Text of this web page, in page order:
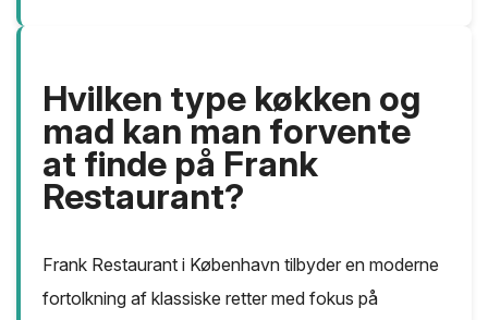
Hvilken type køkken og
mad kan man forvente
at finde på Frank
Restaurant?
Frank Restaurant i København tilbyder en moderne
fortolkning af klassiske retter med fokus på